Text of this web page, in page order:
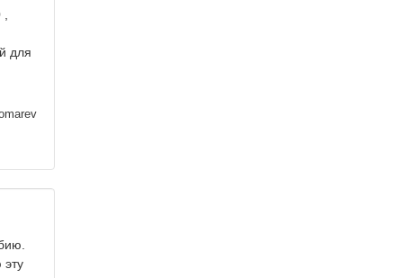
для
эту